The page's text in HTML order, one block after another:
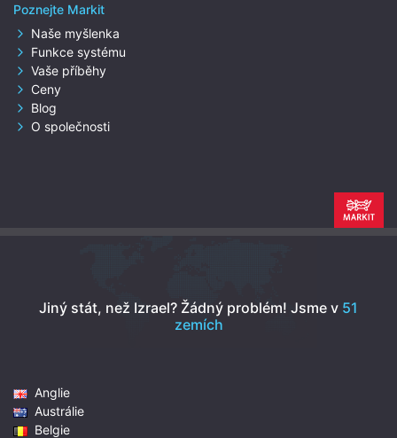
Poznejte Markit
Naše myšlenka
Funkce systému
Vaše příběhy
Ceny
Blog
O společnosti
Jiný stát, než Izrael? Žádný problém! Jsme v 51
zemích
Anglie
Austrálie
Belgie